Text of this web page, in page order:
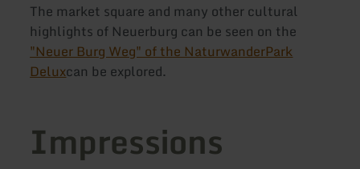
The market square and many other cultural
highlights of Neuerburg can be seen on the
"Neuer Burg Weg" of the NaturwanderPark
Deluxcan be explored.
Impressions